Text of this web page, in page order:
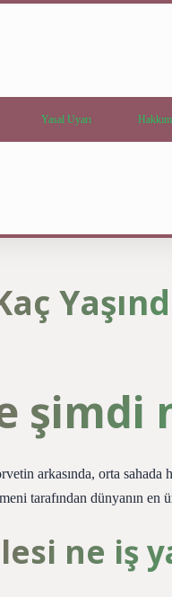
Yasal Uyarı
şimdi
arkasında, orta
tarafından dünyanın en
ne iş